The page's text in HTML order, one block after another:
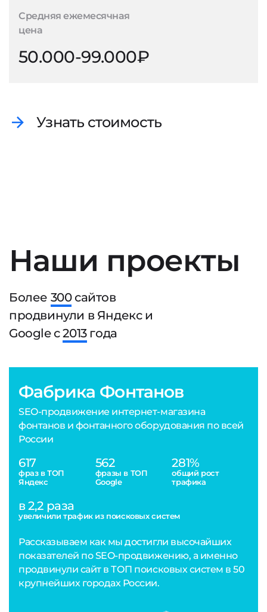
Средняя ежемесячная
цена
50.000-99.000₽
Узнать стоимость
Наши проекты
Более 300сайтов
продвинули в Яндекс и
Google с2013года
Фабрика Фонтанов
SEO-продвижение интернет-магазина
фонтанов и фонтанного оборудования по всей
России
617
фраз в ТОП
Яндекс
562
фразы в ТОП
Google
281%
общий рост
трафика
в 2,2 раза
увеличили трафик из поисковых систем
Рассказываем как мы достигли высочайших
показателей по SEO-продвижению, а именно
продвинули сайт в ТОП поисковых систем в 50
крупнейших городах России.